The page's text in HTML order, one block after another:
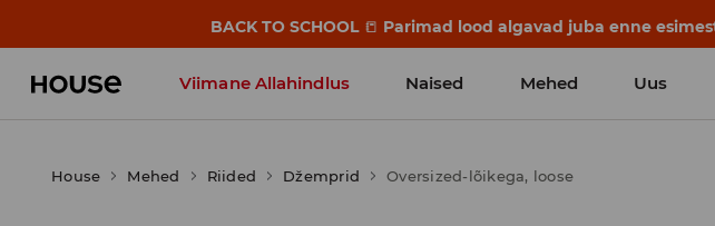
BACK TO SCHOOL 📒 Parimad lood algavad juba enne
Viimane Allahindlus Naised Mehed Uus
House Mehed Riided Džemprid Oversized-lõikega, loose